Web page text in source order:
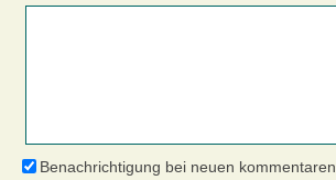
Benachrichtigung bei neuen kommentaren